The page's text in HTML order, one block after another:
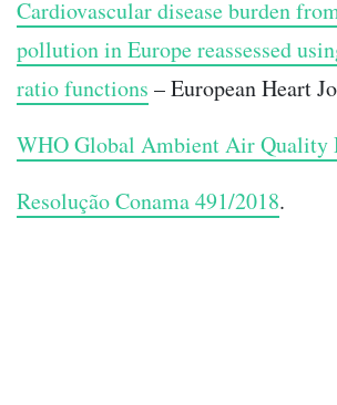
Cardiovascular disease burden
pollution in Europe reassessed
ratio functions – European Heart
WHO Global Ambient Air Quality
Resolução Conama 491/2018.